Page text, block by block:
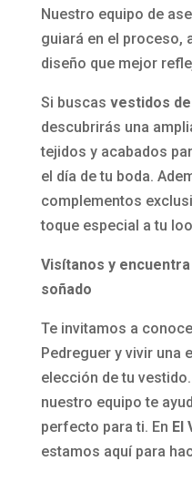
Nuestro equipo de
guiará en el proceso,
diseño que mejor
Si buscas vestidos
descubrirás una
tejidos y acabados
el día de tu boda.
complementos
toque especial a tu
Visítanos y
soñado
Te invitamos a
Pedreguer y vivir una
elección de tu
nuestro equipo te
perfecto para ti. En El
estamos aquí para